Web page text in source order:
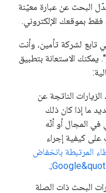
البحث عن عبارة معيّنة
بموقعك الإلكتروني.
تابع لشركة تأمين، وأنت
يمكنك الاستعانة بتطبيق
الناتجة عن
ما إذا كان ذلك
في المجال أو أنّه
كيفية إجراء
المرتبطة بانخفاض
.
البحث ذات الصلة